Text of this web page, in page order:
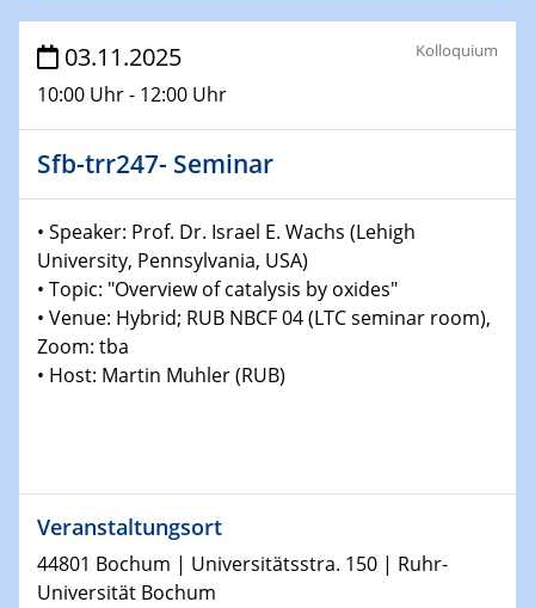
Veranstaltungen
30.11.-0001 - 06.02.2025
SFB/TRR 247 Seminar
Physikalisches Kolloquium
Shaping the future: The role of metrology in a changing
world
14.01.2025
SFB 1242 Kolloquium
15.01.2025
GDCh Kolloquium
03.11.2025
10:00 Uhr - 12:00 Uhr
Kolloquium
Sfb-trr247- Seminar
• Speaker: Prof. Dr. Israel E. Wachs (Lehigh
University, Pennsylvania, USA)
• Topic: "Overview of catalysis by oxides"
• Venue: Hybrid; RUB NBCF 04 (LTC seminar room),
Zoom: tba
• Host: Martin Muhler (RUB)
Veranstaltungsort
44801 Bochum | Universitätsstra. 150 | Ruhr-
Universität Bochum